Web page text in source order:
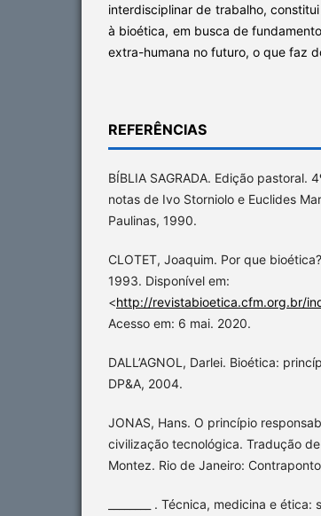
interdisciplinar de trabalho,
à bioética, em busca de
extra-humana no futuro, o que faz
REFERÊNCIAS
BÍBLIA SAGRADA. Edição pastoral.
notas de Ivo Storniolo e Euclides
Paulinas, 1990.
CLOTET, Joaquim. Por que
1993. Disponível em:
<http://revistabioetica.cfm.org.br/
Acesso em: 6 mai. 2020.
DALL’AGNOL, Darlei. Bioética:
DP&A, 2004.
JONAS, Hans. O princípio
civilização tecnológica. Tradução
Montez. Rio de Janeiro:
________ . Técnica, medicina e